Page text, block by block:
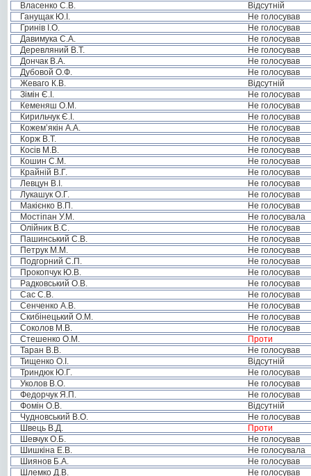
Власенко С.В.
Відсутній
Ганущак Ю.І.
Не голосував
Гринів І.О.
Не голосував
Давимука С.А.
Не голосував
Деревляний В.Т.
Не голосував
Дончак В.А.
Не голосував
Дубовой О.Ф.
Не голосував
Жеваго К.В.
Відсутній
Зімін Є.І.
Не голосував
Кеменяш О.М.
Не голосував
Кирильчук Є.І.
Не голосував
Кожем’якін А.А.
Не голосував
Корж В.Т.
Не голосував
Косів М.В.
Не голосував
Кошин С.М.
Не голосував
Крайній В.Г.
Не голосував
Левцун В.І.
Не голосував
Лукашук О.Г.
Не голосував
Макієнко В.П.
Не голосував
Мостіпан У.М.
Не голосувала
Олійник В.С.
Не голосував
Пашинський С.В.
Не голосував
Петрук М.М.
Не голосував
Подгорний С.П.
Не голосував
Прокопчук Ю.В.
Не голосував
Радковський О.В.
Не голосував
Сас С.В.
Не голосував
Сенченко А.В.
Не голосував
Скибінецький О.М.
Не голосував
Соколов М.В.
Не голосував
Стешенко О.М.
Проти
Таран В.В.
Не голосував
Тищенко О.І.
Відсутній
Триндюк Ю.Г.
Не голосував
Уколов В.О.
Не голосував
Федорчук Я.П.
Не голосував
Фомін О.В.
Відсутній
Чудновський В.О.
Не голосував
Швець В.Д.
Проти
Шевчук О.Б.
Не голосував
Шишкіна Е.В.
Не голосувала
Шиянов Б.А.
Не голосував
Шлемко Д.В.
Не голосував